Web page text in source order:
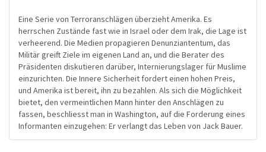
Eine Serie von Terroranschlägen überzieht Amerika. Es
herrschen Zustände fast wie in Israel oder dem Irak, die Lage ist
verheerend. Die Medien propagieren Denunziantentum, das
Militär greift Ziele im eigenen Land an, und die Berater des
Präsidenten diskutieren darüber, Internierungslager für Muslime
einzurichten. Die Innere Sicherheit fordert einen hohen Preis,
und Amerika ist bereit, ihn zu bezahlen. Als sich die Möglichkeit
bietet, den vermeintlichen Mann hinter den Anschlägen zu
fassen, beschliesst man in Washington, auf die Forderung eines
Informanten einzugehen: Er verlangt das Leben von Jack Bauer.